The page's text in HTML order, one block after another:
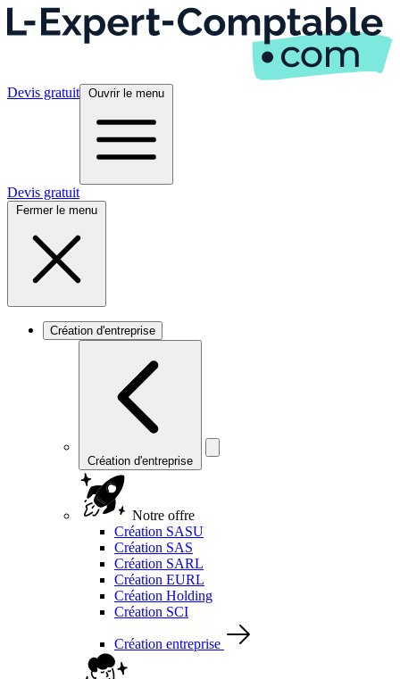
Devis gratuit Ouvrir le menu
Devis gratuit
Fermer le menu
Création d'entreprise
Création d'entreprise
Notre offre
Création SASU
Création SAS
Création SARL
Création EURL
Création Holding
Création SCI
Création entreprise